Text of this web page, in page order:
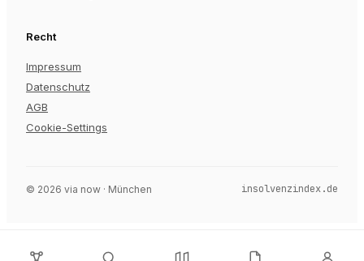
Recht
Impressum
Datenschutz
AGB
Cookie-Settings
© 2026 via now · München insolvenzindex.de